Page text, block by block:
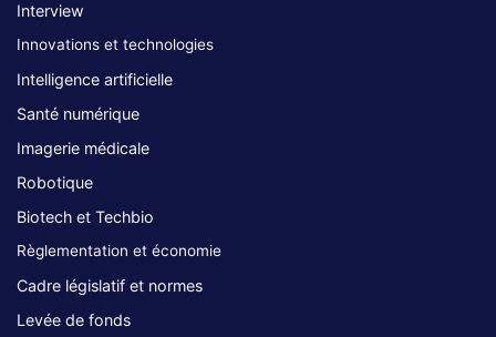
Interview
Innovations et technologies
Intelligence artificielle
Santé numérique
Imagerie médicale
Robotique
Biotech et Techbio
Règlementation et économie
Cadre législatif et normes
Levée de fonds